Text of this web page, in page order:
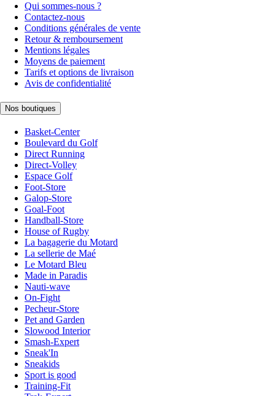
Qui sommes-nous ?
Contactez-nous
Conditions générales de vente
Retour & remboursement
Mentions légales
Moyens de paiement
Tarifs et options de livraison
Avis de confidentialité
Nos boutiques
Basket-Center
Boulevard du Golf
Direct Running
Direct-Volley
Espace Golf
Foot-Store
Galop-Store
Goal-Foot
Handball-Store
House of Rugby
La bagagerie du Motard
La sellerie de Maé
Le Motard Bleu
Made in Paradis
Nauti-wave
On-Fight
Pecheur-Store
Pet and Garden
Slowood Interior
Smash-Expert
Sneak'In
Sneakids
Sport is good
Training-Fit